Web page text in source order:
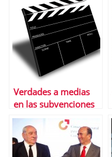
Verdades a medias
en las subvenciones
cinematogrÃ¡ficas